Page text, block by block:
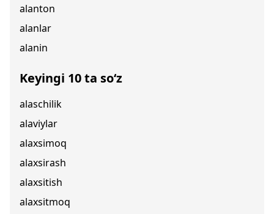
alanton
alanlar
alanin
Keyingi 10 ta so‘z
alaschilik
alaviylar
alaxsimoq
alaxsirash
alaxsitish
alaxsitmoq